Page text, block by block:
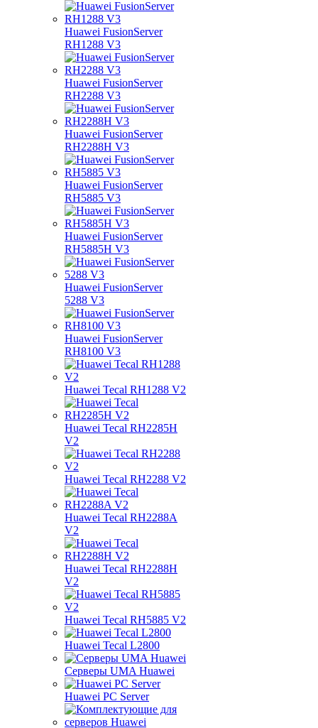
Huawei FusionServer
RH1288 V3
Huawei FusionServer
RH2288 V3
Huawei FusionServer
RH2288H V3
Huawei FusionServer
RH5885 V3
Huawei FusionServer
RH5885H V3
Huawei FusionServer
5288 V3
Huawei FusionServer
RH8100 V3
Huawei Tecal RH1288 V2
Huawei Tecal RH2285H
V2
Huawei Tecal RH2288 V2
Huawei Tecal RH2288A
V2
Huawei Tecal RH2288H
V2
Huawei Tecal RH5885 V2
Huawei Tecal L2800
Серверы UMA Huawei
Huawei PC Server